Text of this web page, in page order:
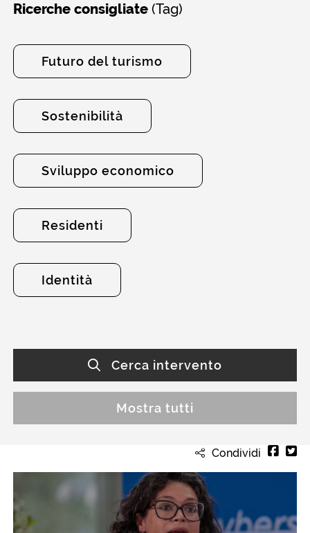
Ricerche consigliate(Tag)
Futuro del turismo
Sostenibilità
Sviluppo economico
Residenti
Identità
Cerca intervento
Mostra tutti
Condividi